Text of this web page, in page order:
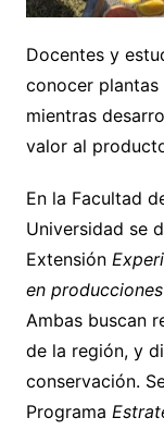
Docentes y
conocer
mientras
valor al
En la Facultad
Universidad se
Extensión
en
Ambas buscan
de la región, y
conservación.
Programa